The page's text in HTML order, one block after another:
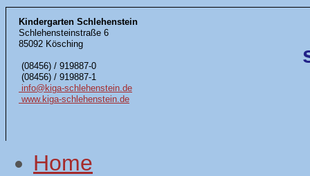
Kindergarten Schlehenstein
Schlehensteinstraße 6
85092 Kösching
(08456) / 919887-0
(08456) / 919887-1
info@kiga-schlehenstein.de
www.kiga-schlehenstein.de
Home